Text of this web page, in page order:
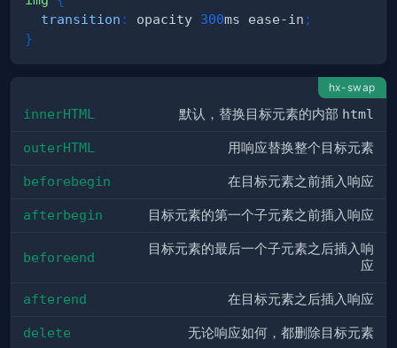
transition : opacity 300ms ease-in ;
}
hx-swap
innerHTML 默认，替换目标元素的内部 html
outerHTML 用响应替换整个目标元素
beforebegin 在目标元素之前插入响应
afterbegin 目标元素的第一个子元素之前插入响应
beforeend
目标元素的最后一个子元素之后插入响
应
afterend 在目标元素之后插入响应
delete 无论响应如何，都删除目标元素